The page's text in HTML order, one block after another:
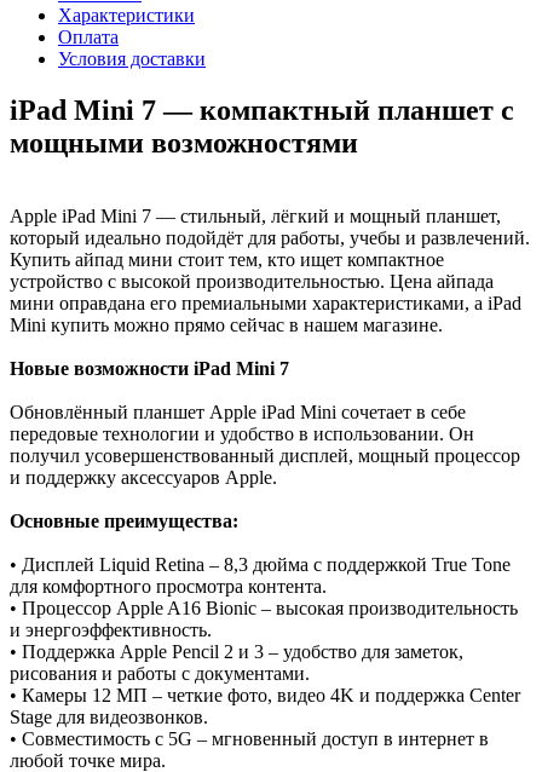
Характеристики
Оплата
Условия доставки
iPad Mini 7 — компактный планшет с
мощными возможностями
Apple iPad Mini 7 — стильный, лёгкий и мощный планшет,
который идеально подойдёт для работы, учебы и развлечений.
Купить айпад мини стоит тем, кто ищет компактное
устройство с высокой производительностью. Цена айпада
мини оправдана его премиальными характеристиками, а iPad
Mini купить можно прямо сейчас в нашем магазине.
Новые возможности iPad Mini 7
Обновлённый планшет Apple iPad Mini сочетает в себе
передовые технологии и удобство в использовании. Он
получил усовершенствованный дисплей, мощный процессор
и поддержку аксессуаров Apple.
Основные преимущества:
• Дисплей Liquid Retina – 8,3 дюйма с поддержкой True Tone
для комфортного просмотра контента.
• Процессор Apple A16 Bionic – высокая производительность
и энергоэффективность.
• Поддержка Apple Pencil 2 и 3 – удобство для заметок,
рисования и работы с документами.
• Камеры 12 МП – четкие фото, видео 4K и поддержка Center
Stage для видеозвонков.
• Совместимость с 5G – мгновенный доступ в интернет в
любой точке мира.